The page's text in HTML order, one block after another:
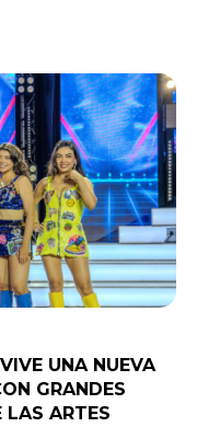
UNA NUEVA
GRANDES
LAS ARTES